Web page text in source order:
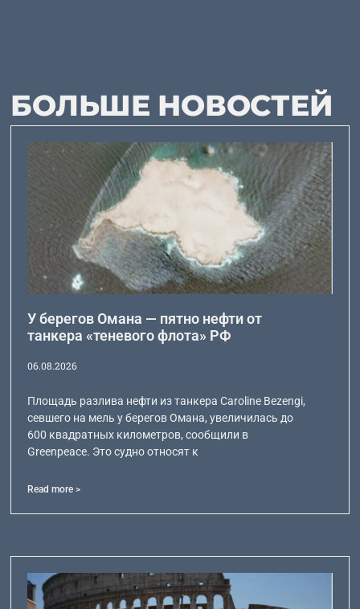
БОЛЬШЕ НОВОСТЕЙ
У берегов Омана — пятно нефти от
танкера «теневого флота» РФ
06.08.2026
Площадь разлива нефти из танкера Caroline Bezengi,
севшего на мель у берегов Омана, увеличилась до
600 квадратных километров, сообщили в
Greenpeace. Это судно относят к
Read more >